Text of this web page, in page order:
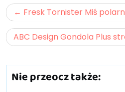
Nawigacja
wpisu
Fresk Tornister Miś
ABC Design Gondola Plus
Nie przeocz także: